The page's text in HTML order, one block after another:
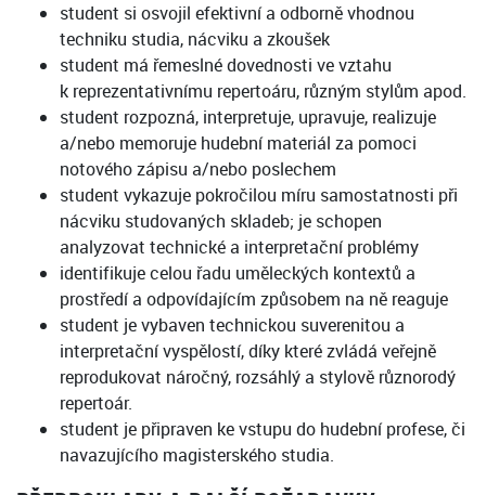
student si osvojil efektivní a odborně vhodnou
techniku studia, nácviku a zkoušek
student má řemeslné dovednosti ve vztahu
k reprezentativnímu repertoáru, různým stylům apod.
student rozpozná, interpretuje, upravuje, realizuje
a/nebo memoruje hudební materiál za pomoci
notového zápisu a/nebo poslechem
student vykazuje pokročilou míru samostatnosti při
nácviku studovaných skladeb; je schopen
analyzovat technické a interpretační problémy
identifikuje celou řadu uměleckých kontextů a
prostředí a odpovídajícím způsobem na ně reaguje
student je vybaven technickou suverenitou a
interpretační vyspělostí, díky které zvládá veřejně
reprodukovat náročný, rozsáhlý a stylově různorodý
repertoár.
student je připraven ke vstupu do hudební profese, či
navazujícího magisterského studia.